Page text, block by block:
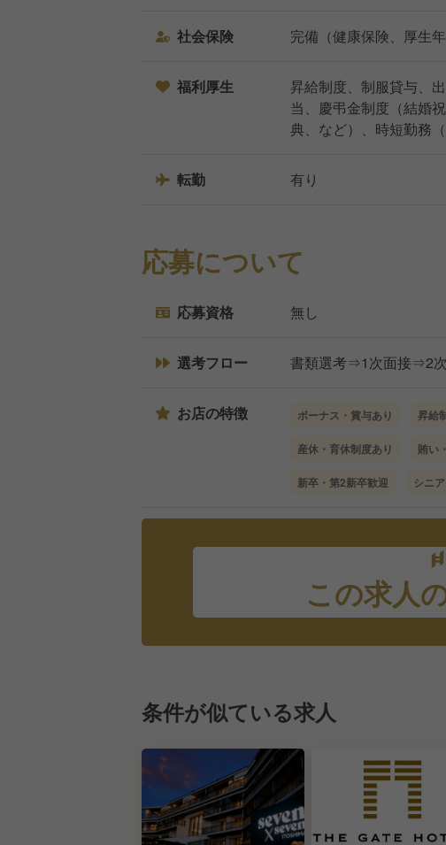
社会保険 完備（健康保険、厚生
福利厚生
昇給制度、制服貸与、
当、慶弔金制度（結婚
典、など）、時短勤務
転勤 有り
応募について
応募資格 無し
選考フロー 書類選考⇒1次面接⇒2
お店の特徴 ボーナス・賞与あり 昇給
産休・育休制度あり 賄い
新卒・第2新卒歓迎 シニ
この求人
条件が似ている求人